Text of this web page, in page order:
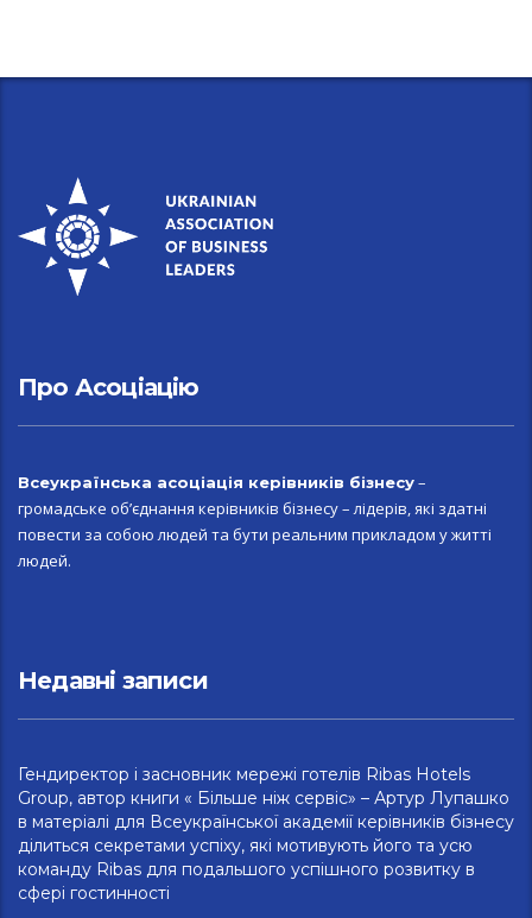
Про Асоціацію
Всеукраїнська асоціація керівників бізнесу–
громадське об’єднання керівників бізнесу – лідерів, які здатні
повести за собою людей та бути реальним прикладом у житті
людей.
Недавні записи
Гендиректор і засновник мережі готелів Ribas Hotels
Group, автор книги « Більше ніж сервіс» – Артур Лупашко
в матеріалі для Всеукраїнської академії керівників бізнесу
ділиться секретами успіху, які мотивують його та усю
команду Ribas для подальшого успішного розвитку в
сфері гостинності